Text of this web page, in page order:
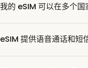
我的 eSIM 可以在多个国
eSIM 提供语音通话和短